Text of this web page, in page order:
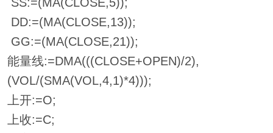
SS:=(MA(CLOSE,5));
DD:=(MA(CLOSE,13));
GG:=(MA(CLOSE,21));
能量线:=DMA(((CLOSE+OPEN)/2),
(VOL/(SMA(VOL,4,1)*4)));
上开:=O;
上收:=C;